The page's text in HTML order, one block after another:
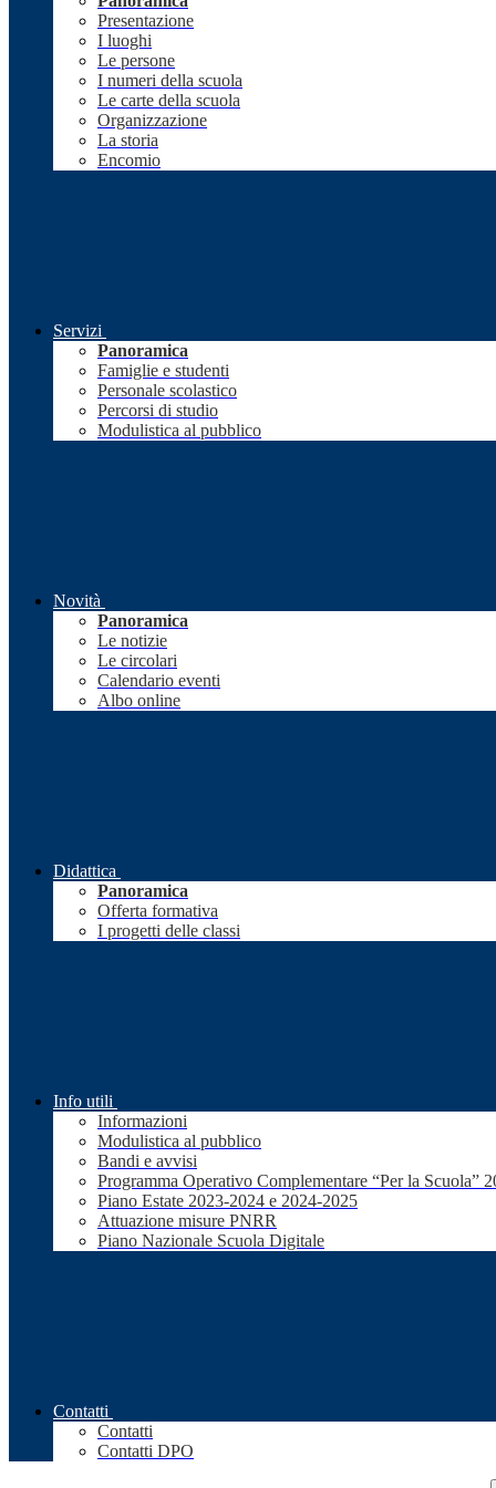
Presentazione
I luoghi
Le persone
I numeri della scuola
Le carte della scuola
Organizzazione
La storia
Encomio
Servizi
Panoramica
Famiglie e studenti
Personale scolastico
Percorsi di studio
Modulistica al pubblico
Novità
Panoramica
Le notizie
Le circolari
Calendario eventi
Albo online
Didattica
Panoramica
Offerta formativa
I progetti delle classi
Info utili
Informazioni
Modulistica al pubblico
Bandi e avvisi
Programma Operativo Complementare “Per la Scuola”
Piano Estate 2023-2024 e 2024-2025
Attuazione misure PNRR
Piano Nazionale Scuola Digitale
Contatti
Contatti
Contatti DPO